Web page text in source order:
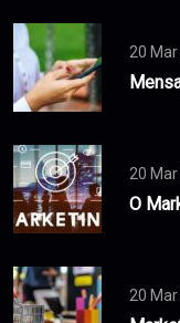
20
20
O
20